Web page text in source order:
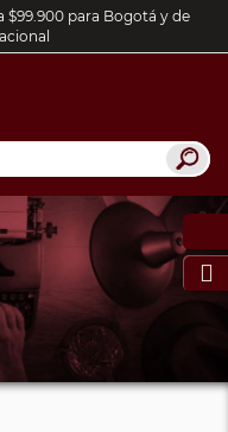
$99.900 para Bogotá y de
